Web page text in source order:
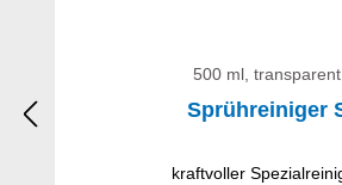
500 ml, transparent
Sprühreiniger
kraftvoller